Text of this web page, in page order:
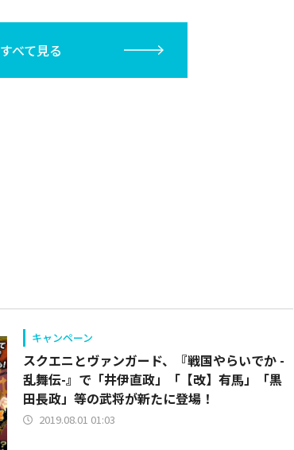
すべて見る
キャンペーン
スクエニとヴァンガード、『戦国やらいでか -
乱舞伝-』で「井伊直政」「【改】有馬」「黒
田長政」等の武将が新たに登場！
2019.08.01 01:03